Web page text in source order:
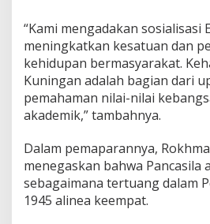
“Kami mengadakan sosialisasi
meningkatkan kesatuan dan
kehidupan bermasyarakat.
Kuningan adalah bagian dari
pemahaman nilai-nilai
akademik,” tambahnya.
Dalam pemaparannya,
menegaskan bahwa Pancasila
sebagaimana tertuang dalam
1945 alinea keempat.